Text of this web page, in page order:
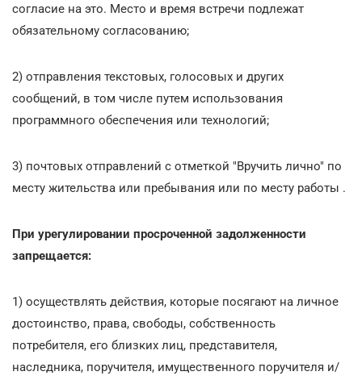
согласие на это. Место и время встречи подлежат
обязательному согласованию;
2) отправления текстовых, голосовых и других
сообщений, в том числе путем использования
программного обеспечения или технологий;
3) почтовых отправлений с отметкой "Вручить лично" по
месту жительства или пребывания или по месту работы .
При урегулировании просроченной задолженности
запрещается:
1) осуществлять действия, которые посягают на личное
достоинство, права, свободы, собственность
потребителя, его близких лиц, представителя,
наследника, поручителя, имущественного поручителя и/